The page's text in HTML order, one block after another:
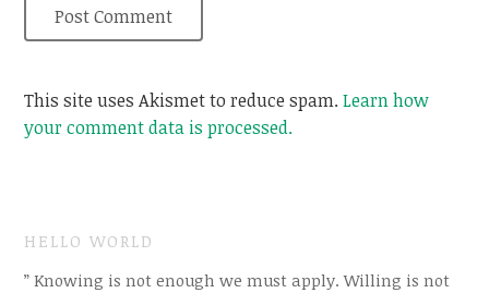
This site uses Akismet to reduce spam.Learn how
your comment data is processed.
HELLO WORLD
” Knowing is not enough we must apply. Willing is not